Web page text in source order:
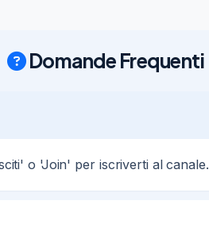
Domande Frequenti
o 'Join' per iscriverti al canale.